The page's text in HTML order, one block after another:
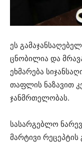
ეს
ცნობილია და
ეხმარება
თაფლის ნაზავით
ჯანმრთელობას.
სასარგებლო
მარტივი